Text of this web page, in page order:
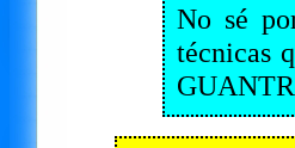
No sé
técnicas